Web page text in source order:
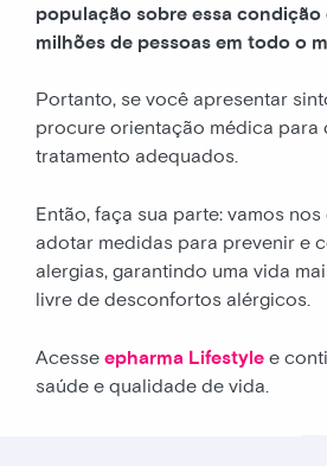
população sobre essa condição
milhões de pessoas em todo o
Portanto, se você apresentar
procure orientação médica para
tratamento adequados.
Então, faça sua parte: vamos
adotar medidas para prevenir e
alergias, garantindo uma vida
livre de desconfortos alérgicos.
Acesse epharma Lifestyle e
saúde e qualidade de vida.